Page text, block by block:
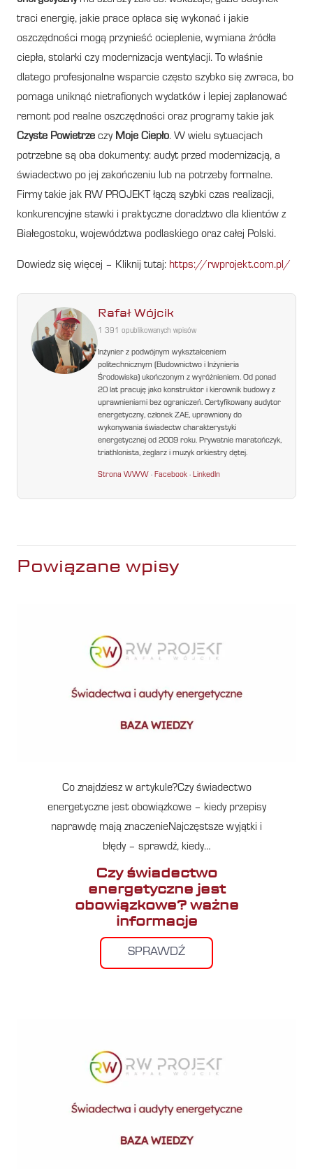
traci energię, jakie prace opłaca się wykonać i jakie
oszczędności mogą przynieść ocieplenie, wymiana źródła
ciepła, stolarki czy modernizacja wentylacji. To właśnie
dlatego profesjonalne wsparcie często szybko się zwraca, bo
pomaga uniknąć nietrafionych wydatków i lepiej zaplanować
remont pod realne oszczędności oraz programy takie jak
Czyste Powietrze czy Moje Ciepło. W wielu sytuacjach
potrzebne są oba dokumenty: audyt przed modernizacją, a
świadectwo po jej zakończeniu lub na potrzeby formalne.
Firmy takie jak RW PROJEKT łączą szybki czas realizacji,
konkurencyjne stawki i praktyczne doradztwo dla klientów z
Białegostoku, województwa podlaskiego oraz całej Polski.
Dowiedz się więcej – Kliknij tutaj: https://rwprojekt.com.pl/
Rafał Wójcik
1 391 opublikowanych wpisów
Inżynier z podwójnym wykształceniem
politechnicznym (Budownictwo i Inżynieria
Środowiska) ukończonym z wyróżnieniem. Od ponad
20 lat pracuję jako konstruktor i kierownik budowy z
uprawnieniami bez ograniczeń. Certyfikowany audytor
energetyczny, członek ZAE, uprawniony do
wykonywania świadectw charakterystyki
energetycznej od 2009 roku. Prywatnie maratończyk,
triathlonista, żeglarz i muzyk orkiestry dętej.
Strona WWW ·Facebook ·LinkedIn
Powiązane wpisy
Co znajdziesz w artykule?Czy świadectwo
energetyczne jest obowiązkowe – kiedy przepisy
naprawdę mają znaczenieNajczęstsze wyjątki i
błędy – sprawdź, kiedy…
Czy świadectwo
energetyczne jest
obowiązkowe? ważne
informacje
SPRAWDŹ